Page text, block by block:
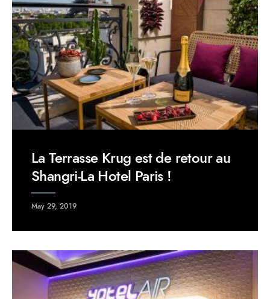
La Terrasse Krug est de retour au
Shangri-La Hotel Paris !
May 29, 2019